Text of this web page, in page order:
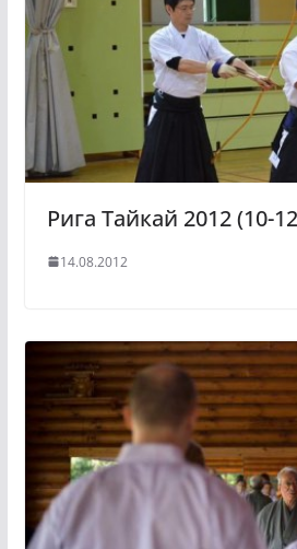
Рига Тайкай 2012 (10-
14.08.2012